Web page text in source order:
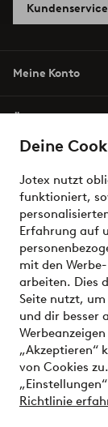
Deine
Jotex nutzt
funktioniert,
Erfahrung auf
mit den
arbeiten. Dies
Seite nutzt,
und dir besser
„Akzeptieren“
von Cookies
Richtlinie
Kundenservice
Meine Konto
Bedingungen
Sichere